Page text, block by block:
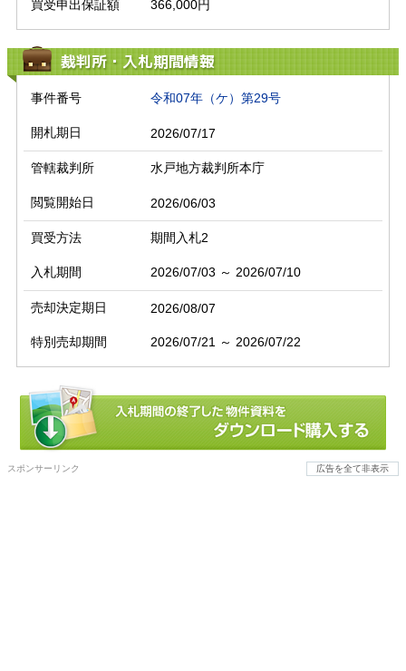
買受申出保証額 366,000円
裁判所・入札期間情報
事件番号 令和07年（ケ）第29号
開札期日 2026/07/17
管轄裁判所 水戸地方裁判所本庁
閲覧開始日 2026/06/03
買受方法 期間入札2
入札期間 2026/07/03 ～ 2026/07/10
売却決定期日 2026/08/07
特別売却期間 2026/07/21 ～ 2026/07/22
スポンサーリンク 広告を全て非表示